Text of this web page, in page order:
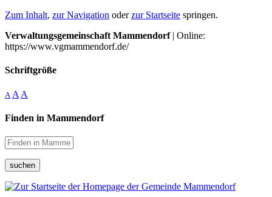
Zum Inhalt, zur Navigation oderzur Startseite springen.
Verwaltungsgemeinschaft Mammendorf| Online:
https://www.vgmammendorf.de/
Schriftgröße
A A A
Finden in Mammendorf
suchen